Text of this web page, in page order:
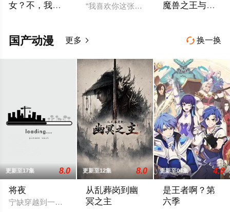
女？不，我是
“我喜欢你这张脸，毕竟长得也太好看了
魔兽之王与虚
 换一换
国产动漫 更多 
更新至17集 8.0
将夜
宁缺穿越到一个似是而非的大唐世界，却发现此处为处处惊险
更新至12集 8.0
从乱葬岗到幽
冥之主
更新至04集 4.0
是王者啊？第
六季